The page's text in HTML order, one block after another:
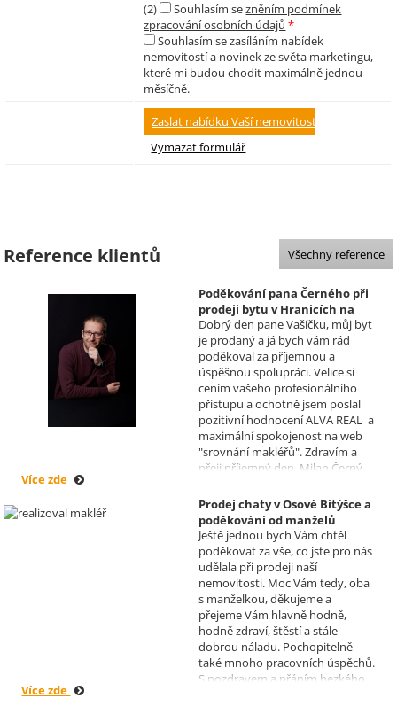
(2) Souhlasím sezněním podmínek
zpracování osobních údajů *
Souhlasím se zasíláním nabídek
nemovitostí a novinek ze světa marketingu,
které mi budou chodit maximálně jednou
měsíčně.
Reference klientů
Poděkování pana Černého při
prodeji bytu v Hranicích na
Moravě
Realizoval makléř: David
Vašíček
Dobrý den pane Vašíčku, můj byt
je prodaný a já bych vám rád
poděkoval za příjemnou a
úspěšnou spolupráci. Velice si
cením vašeho profesionálního
přístupu a ochotně jsem poslal
pozitivní hodnocení ALVA REAL a
maximální spokojenost na web
"srovnání makléřů". Zdravím a
přeji příjemný den, Milan Černý,
Více zde
Prodej chaty v Osové Bítýšce a
poděkování od manželů
Kovandových
Realizoval makléř: Sylva
Čadová
Ještě jednou bych Vám chtěl
poděkovat za vše, co jste pro nás
udělala při prodeji naší
nemovitosti. Moc Vám tedy, oba
s manželkou, děkujeme a
přejeme Vám hlavně hodně,
hodně zdraví, štěstí a stále
dobrou náladu. Pochopitelně
také mnoho pracovních úspěchů.
S pozdravem a přáním hezkého
Více zde
Všechny reference